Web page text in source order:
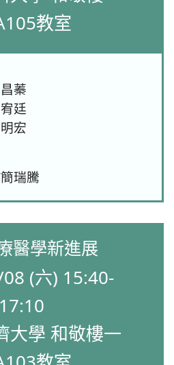
教室
蓁
廷
宏
瑞騰
醫學新進展
(六) 15:40-
17:10
大學 和敬樓一